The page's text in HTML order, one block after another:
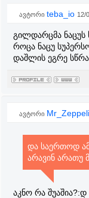
ავტორი teba_io 12/
გილდარცმა ნაცუს
როცა ნაცუ
დაშლის ეგრე
ავტორი Mr_Zeppeli
და საერთოდ ამ
არავინ არათუ
აკნო რა შუაშია?:დ